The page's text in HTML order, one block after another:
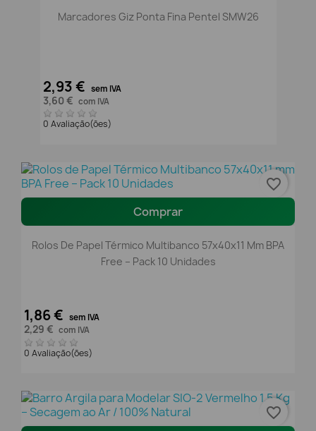
Marcadores Giz Ponta Fina Pentel SMW26
2,93 € sem IVA
3,60 € com IVA
0 Avaliação(ões)
Comprar
Rolos De Papel Térmico Multibanco 57x40x11 Mm BPA
Free – Pack 10 Unidades
1,86 € sem IVA
2,29 € com IVA
0 Avaliação(ões)
favorite_border
favorite_border